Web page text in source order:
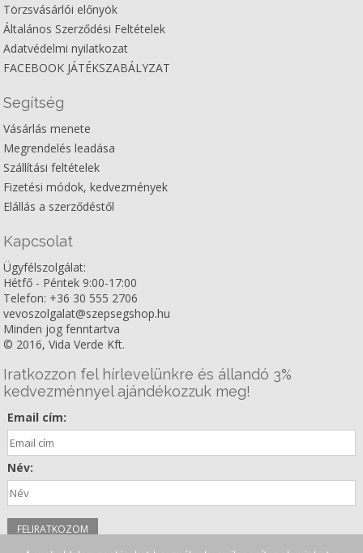
Törzsvásárlói előnyök
Általános Szerződési Feltételek
Adatvédelmi nyilatkozat
FACEBOOK JÁTÉKSZABÁLYZAT
Segítség
Vásárlás menete
Megrendelés leadása
Szállítási feltételek
Fizetési módok, kedvezmények
Elállás a szerződéstől
Kapcsolat
Ügyfélszolgálat:
Hétfő - Péntek 9:00-17:00
Telefon: +36 30 555 2706
vevoszolgalat@szepsegshop.hu
Minden jog fenntartva
© 2016, Vida Verde Kft.
Iratkozzon fel hírlevelünkre és állandó 3%
kedvezménnyel ajándékozzuk meg!
Email cím:
Név: